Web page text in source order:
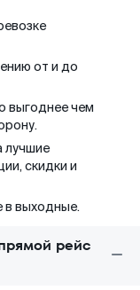
от и до
выгоднее чем
лучшие
скидки и
в выходные.
рейс